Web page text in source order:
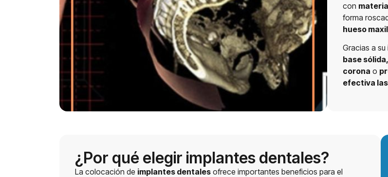
con
forma
hueso
Gracias a
base
corona o
efectiva
¿Por qué elegir implantes dentales?
La colocación de implantes dentales ofrece importantes beneficios para el